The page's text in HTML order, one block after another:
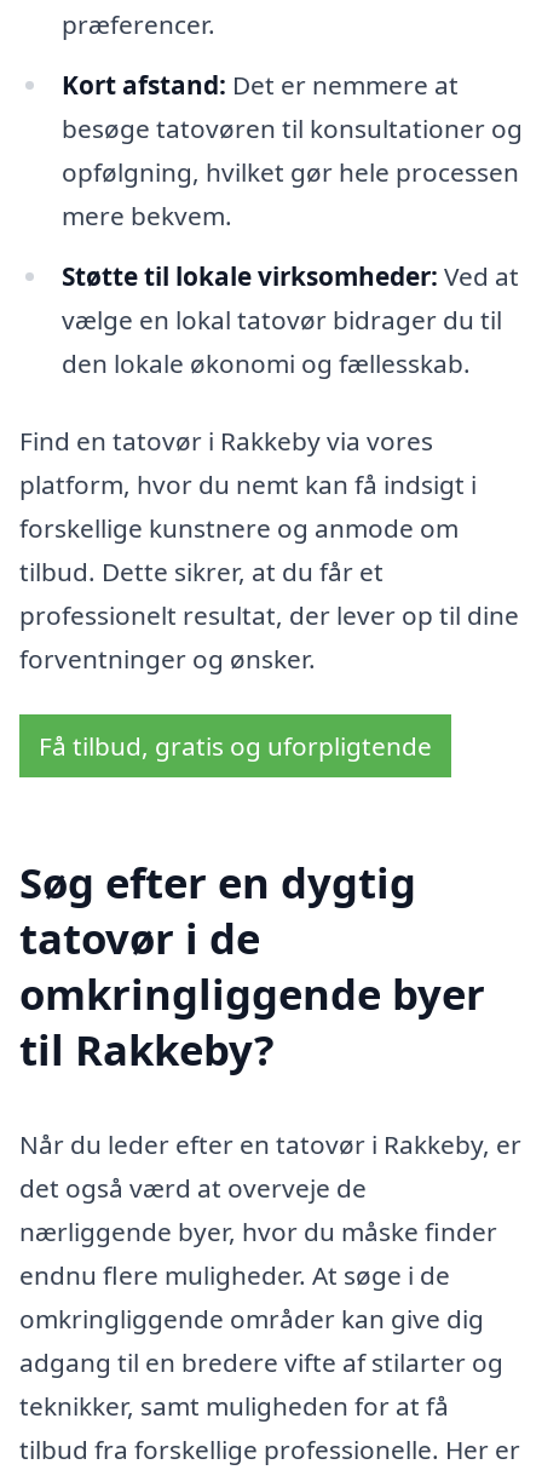
præferencer.
Kort afstand: Det er nemmere at
besøge tatovøren til konsultationer og
opfølgning, hvilket gør hele processen
mere bekvem.
Støtte til lokale virksomheder: Ved at
vælge en lokal tatovør bidrager du til
den lokale økonomi og fællesskab.
Find en tatovør i Rakkeby via vores
platform, hvor du nemt kan få indsigt i
forskellige kunstnere og anmode om
tilbud. Dette sikrer, at du får et
professionelt resultat, der lever op til dine
forventninger og ønsker.
Få tilbud, gratis og uforpligtende
Søg efter en dygtig
tatovør i de
omkringliggende byer
til Rakkeby?
Når du leder efter en tatovør i Rakkeby, er
det også værd at overveje de
nærliggende byer, hvor du måske finder
endnu flere muligheder. At søge i de
omkringliggende områder kan give dig
adgang til en bredere vifte af stilarter og
teknikker, samt muligheden for at få
tilbud fra forskellige professionelle. Her er